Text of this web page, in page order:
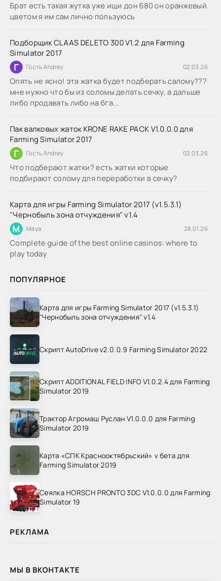
Брат есть такая жутка уже ищи дон 680 он оранжевый
цветом я им сам лично пользуюсь
Подборщик CLAAS DELETO 300 V1.2 для Farming
Simulator 2017
Г Гость Andrey 02.03.26
Опять не ясно! эта жатка будет подберать салому???
мне нужно что бы из соломы делать сечку, а дальше
либо продавать либо на бга...
Пак валковых жаток KRONE RAKE PACK V1.0.0.0 для
Farming Simulator 2017
Г Гость Andrey 02.03.26
Что подберают жатки? есть жатки которые
подбирают солому для переработки в сечку?
Карта для игры Farming Simulator 2017 (v1.5.3.1)
"Чернобыль зона отчуждения" v1.4
M Maya 28.01.26
Complete guide of the best online casinos: where to
play today
ПОПУЛЯРНОЕ
Карта для игры Farming Simulator 2017 (v1.5.3.1)
"Чернобыль зона отчуждения" v1.4
Скрипт AutoDrive v2.0.0.9 Farming Simulator 2022
Скрипт ADDITIONAL FIELD INFO V1.0.2.4 для Farming
Simulator 2019
Трактор Агромаш Руслан V1.0.0.0 для Farming
Simulator 2019
Карта «СПК Краснооктябрьский» v бета для
Farming Simulator 2019
Сеялка HORSCH PRONTO 3DC V1.0.0.0 для Farming
Simulator 19
РЕКЛАМА
МЫ В ВКОНТАКТЕ